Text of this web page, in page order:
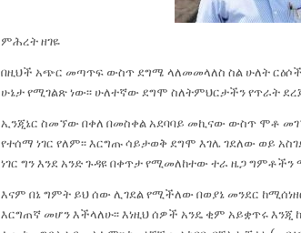
ምሕረት ዘገዬ
በዚህች አጭር መጣጥፍ ውስጥ ደግሜ ላለመመላለስ ስል ሁለት
ሁኔታ የሚገልጽ ነው፡፡ ሁለተኛው ደግሞ ስለትምህርታችን የጥራት
ኢንጂኔር ስመኘው በቀለ በመስቀል አደባባይ መኪናው ውስጥ ሞቶ
የተሰማ ነገር የለም፡፡ እርግጡ ሳይታወቅ ደግሞ እገሌ ገደለው ወይ
ነገር ግን እንደ አንድ ጉዳዩ በቀጥታ የሚመለከተው ተራ ዜጋ ግምቶችን
እናም በኔ ግምት ይህ ሰው ሊገደል የሚችለው በወያኔ መንደር
እርግጠኛ መሆን እችላለሁ፡፡ እነዚህ ሰዎች አንዴ ቂም አይቋጥሩ